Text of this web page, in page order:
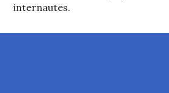
internautes.